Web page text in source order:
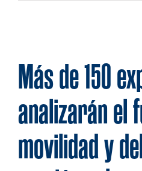
Más de 150
analizarán el
movilidad y